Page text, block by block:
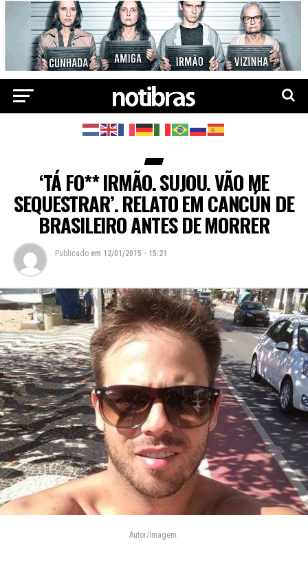
‘TÁ FO** IRMÃO. SUJOU. VÃO ME
SEQUESTRAR’. RELATO EM CANCÚN DE
BRASILEIRO ANTES DE MORRER
Publicado em 12/01/2015 - 15:21
Autor/Imagem: